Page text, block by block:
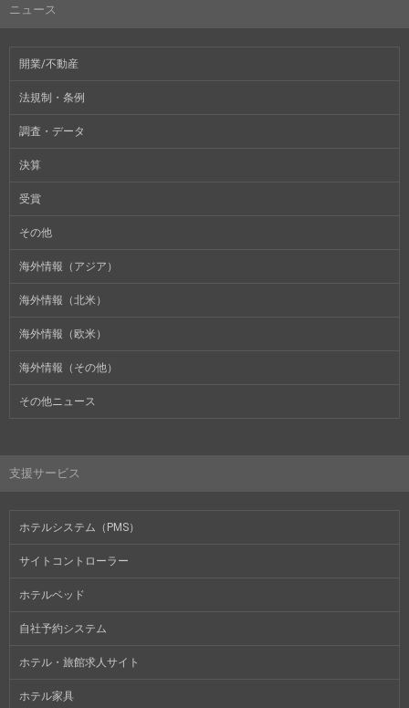
ニュース
開業/不動産
法規制・条例
調査・データ
決算
受賞
その他
海外情報（アジア）
海外情報（北米）
海外情報（欧米）
海外情報（その他）
その他ニュース
支援サービス
ホテルシステム（PMS）
サイトコントローラー
ホテルベッド
自社予約システム
ホテル・旅館求人サイト
ホテル家具